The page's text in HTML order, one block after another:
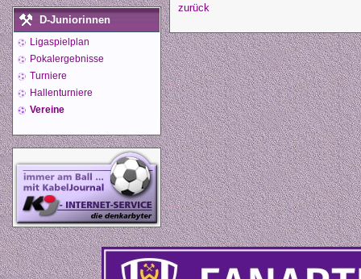
D-Juniorinnen
Ligaspielplan
Pokalergebnisse
Turniere
Hallenturniere
Vereine
zurück